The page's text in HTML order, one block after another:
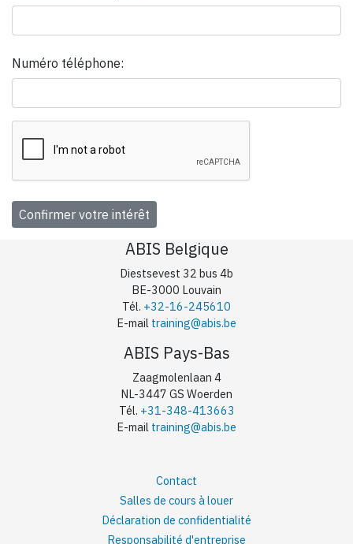
Numéro téléphone:
ABIS Belgique
Diestsevest 32 bus 4b
BE-3000 Louvain
Tél. +32-16-245610
E-mail training@abis.be
ABIS Pays-Bas
Zaagmolenlaan 4
NL-3447 GS Woerden
Tél. +31-348-413663
E-mail training@abis.be
Contact
Salles de cours à louer
Déclaration de confidentialité
Responsabilité d'entreprise